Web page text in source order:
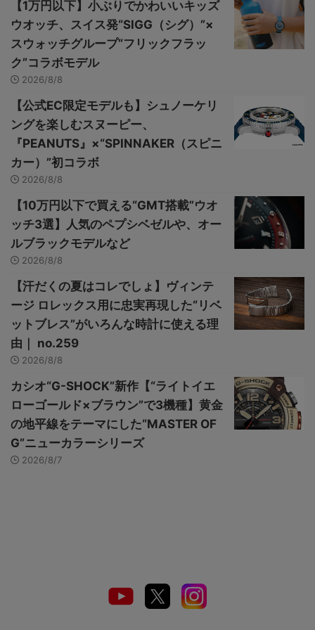
【1万円以下】小ぶりでかわいいキッズ
ウオッチ、スイス発“SIGG（シグ）”×
スウォッチグループ“フリックフラッ
ク”コラボモデル
2026/8/8
【公式EC限定モデルも】シュノーケリ
ングを楽しむスヌーピー、
『PEANUTS』×“SPINNAKER（スピニ
カー）”初コラボ
2026/8/8
【10万円以下で買える“GMT搭載”ウオ
ッチ3選】人気のペプシベゼルや、オー
ルブラックモデルなど
2026/8/8
【汗だくの夏はコレでしょ】ヴィンテ
ージ ロレックス用に忠実再現した“リベ
ットブレス”がいろんな時計に使える理
由｜ no.259
2026/8/8
カシオ“G-SHOCK”新作【“ライトイエ
ローゴールド×ブラウン”で3機種】黄金
の地平線をテーマにした“MASTER OF
G”ニューカラーシリーズ
2026/8/7